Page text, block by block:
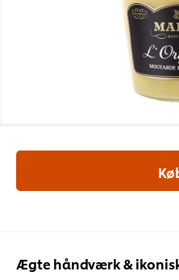
Ægte håndværk &